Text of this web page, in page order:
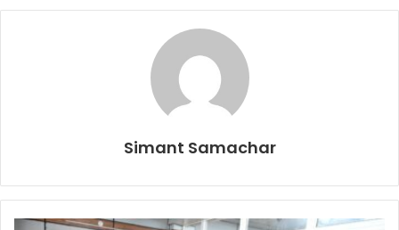
Simant Samachar